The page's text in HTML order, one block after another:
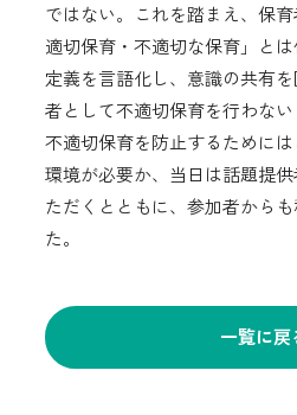
ではない。これを踏まえ、保
適切保育・不適切な保育」と
定義を言語化し、意識の共有
者として不適切保育を行わない
不適切保育を防止するために
環境が必要か、当日は話題提
ただくとともに、参加者から
た。
一覧に戻